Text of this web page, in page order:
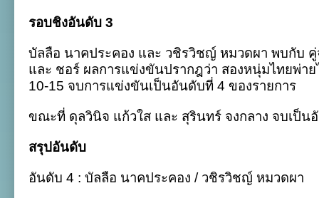
Pro
Tour
Future
ที่
รอบชิงอันดับ 3
บัลลือ นาคประคอง และ วชิรวิชญ์ หมวดผา พบกับ คู่
และ ชอร์ ผลการแข่งขันปรากฎว่า สองหนุ่มไทยพ่าย
10-15 จบการแข่งขันเป็นอันดับที่ 4 ของรายการ
ขณะที่ ดุลวินิจ แก้วใส และ สุรินทร์ จงกลาง จบเป็น
สรุปอันดับ
อันดับ 4 : บัลลือ นาคประคอง / วชิรวิชญ์ หมวดผา